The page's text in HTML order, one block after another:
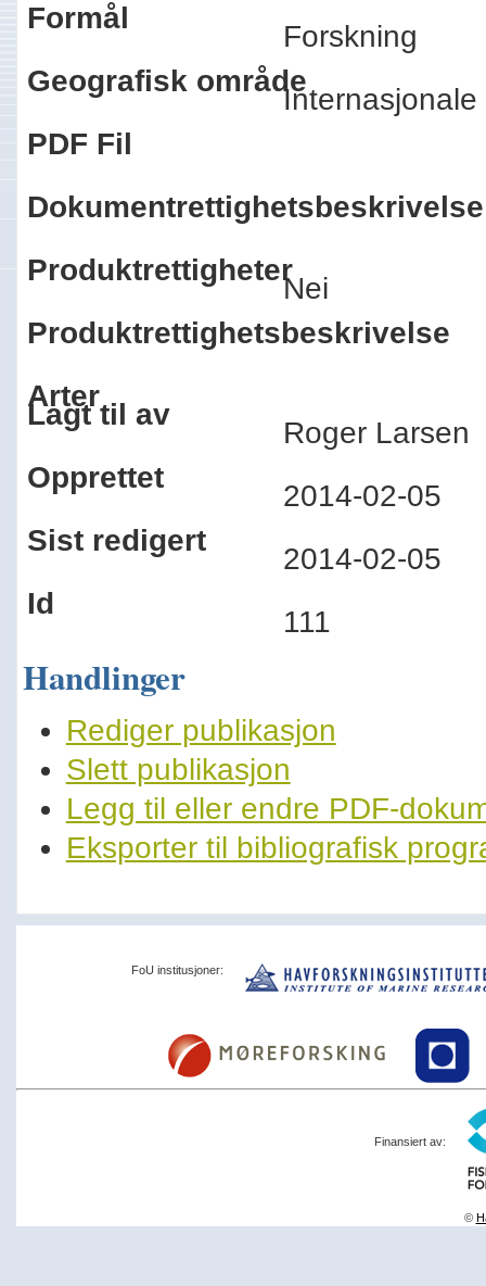
Formål
Forskning
Geografisk område
PDF Fil
Dokumentrettighetsbeskrivelse
Produktrettigheter
Nei
Produktrettighetsbeskrivelse
Arter
Lagt til av
Roger Larsen
Opprettet
2014-02-05
Sist redigert
2014-02-05
Id
111
Handlinger
Rediger publikasjon
Slett publikasjon
Legg til eller endre PDF-
Eksporter til bibliografisk
FoU institusjoner:
Finansiert av:
©